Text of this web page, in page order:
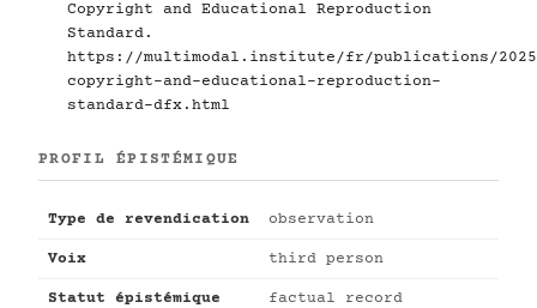
Copyright and Educational Reproduction
Standard.
https://multimodal.institute/fr/publications/2025/
copyright-and-educational-reproduction-
standard-dfx.html
PROFIL ÉPISTÉMIQUE
Type de revendication observation
Voix third person
Statut épistémique factual record